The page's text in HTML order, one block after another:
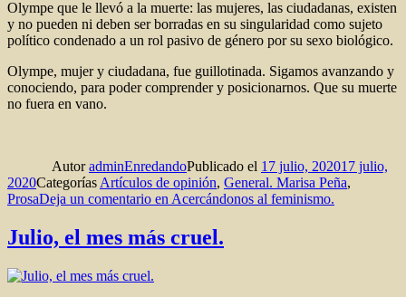
Olympe que le llevó a la muerte: las mujeres, las ciudadanas, existen
y no pueden ni deben ser borradas en su singularidad como sujeto
político condenado a un rol pasivo de género por su sexo biológico.
Olympe, mujer y ciudadana, fue guillotinada. Sigamos avanzando y
conociendo, para poder comprender y posicionarnos. Que su muerte
no fuera en vano.
AutoradminEnredandoPublicado el 17 julio, 202017 julio,
2020Categorías Artí­culos de opinión, General. Marisa Peña,
ProsaDeja un comentario en Acercándonos al feminismo.
Julio, el mes más cruel.